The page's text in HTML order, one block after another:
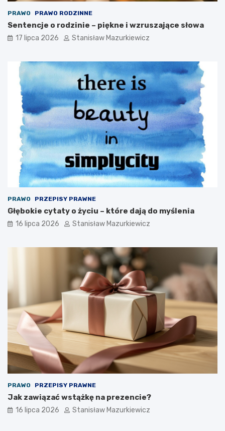
PRAWO PRAWO RODZINNE
Sentencje o rodzinie – piękne i wzruszające słowa
17 lipca 2026 Stanisław Mazurkiewicz
PRAWO PRZEPISY PRAWNE
Głębokie cytaty o życiu – które dają do myślenia
16 lipca 2026 Stanisław Mazurkiewicz
PRAWO PRZEPISY PRAWNE
Jak zawiązać wstążkę na prezencie?
16 lipca 2026 Stanisław Mazurkiewicz